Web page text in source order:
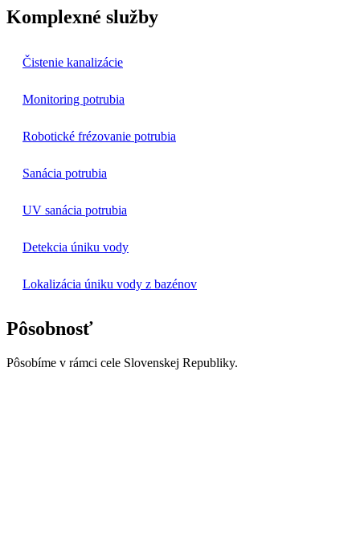
Komplexné služby
Čistenie kanalizácie
Monitoring potrubia
Robotické frézovanie potrubia
Sanácia potrubia
UV sanácia potrubia
Detekcia úniku vody
Lokalizácia úniku vody z bazénov
Pôsobnosť
Pôsobíme v rámci cele Slovenskej Republiky.